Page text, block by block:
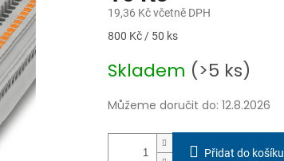
19,36 Kč včetně DPH
Měrná
800 Kč / 50 ks
Skladem (>5 ks)
Můžeme doručit do: 12.8.2026
Přidat do košíku